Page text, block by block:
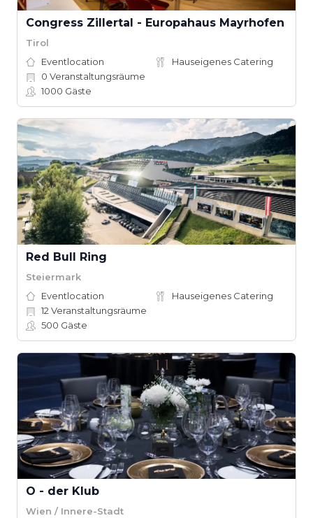
Congress Zillertal - Europahaus Mayrhofen
Tirol
Eventlocation
Hauseigenes Catering
0 Veranstaltungsräume
1000 Gäste
Red Bull Ring
Steiermark
Eventlocation
Hauseigenes Catering
12 Veranstaltungsräume
500 Gäste
O - der Klub
Wien / Innere-Stadt